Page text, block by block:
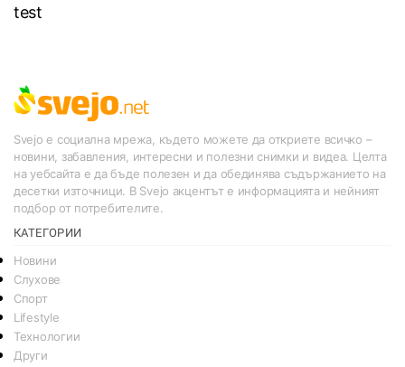
test
Svejo е социална мрежа, където можете да откриете всичко –
новини, забавления, интересни и полезни снимки и видеа. Целта
на уебсайта е да бъде полезен и да обединява съдържанието на
десетки източници. В Svejo акцентът е информацията и нейният
подбор от потребителите.
КАТЕГОРИИ
Новини
Слухове
Спорт
Lifestyle
Технологии
Други